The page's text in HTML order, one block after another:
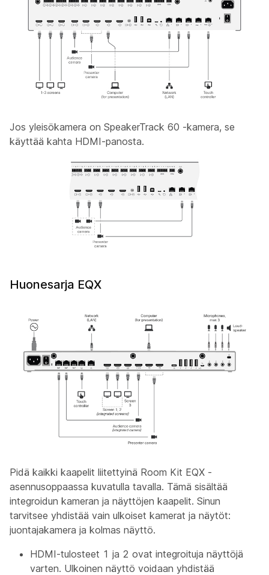
Jos yleisökamera on SpeakerTrack 60 -kamera, se
käyttää kahta HDMI-panosta.
Huonesarja EQX
Pidä kaikki kaapelit liitettyinä Room Kit EQX -
asennusoppaassa kuvatulla tavalla. Tämä sisältää
integroidun kameran ja näyttöjen kaapelit. Sinun
tarvitsee yhdistää vain ulkoiset kamerat ja näytöt:
juontajakamera ja kolmas näyttö.
HDMI-tulosteet 1 ja 2 ovat integroituja näyttöjä
varten. Ulkoinen näyttö voidaan yhdistää